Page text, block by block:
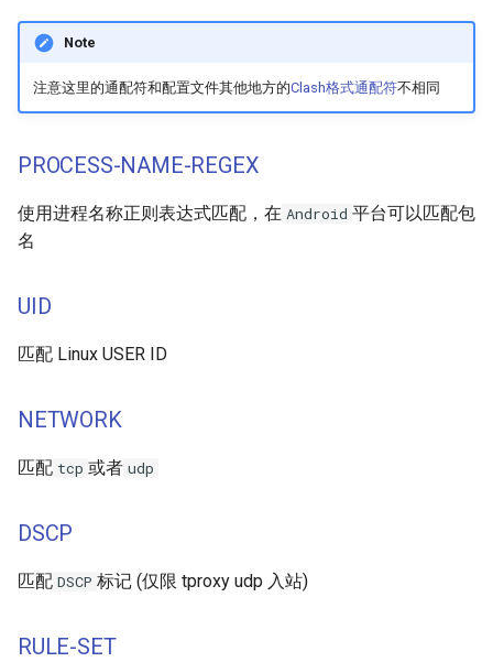
Note
注意这里的通配符和配置文件其他地方的Clash格式通配符不相同
PROCESS-NAME-REGEX
使用进程名称正则表达式匹配，在 Android 平台可以匹配包
名
UID
匹配 Linux USER ID
NETWORK
匹配 tcp 或者 udp
DSCP
匹配 DSCP 标记 (仅限 tproxy udp 入站)
RULE-SET